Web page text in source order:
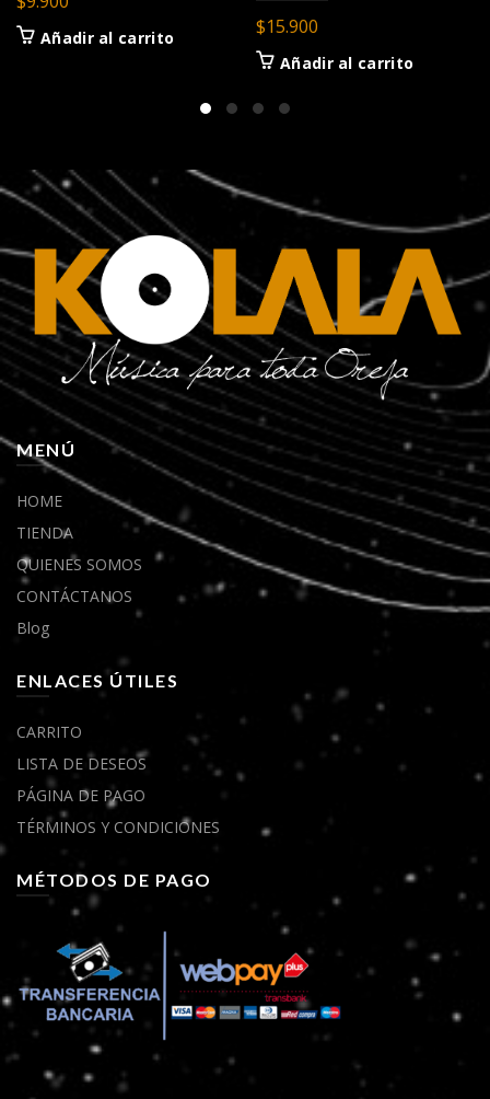
Añadir al carrito $15.900
Añadir al carrito
MENÚ
HOME
TIENDA
QUIENES SOMOS
CONTÁCTANOS
Blog
ENLACES ÚTILES
CARRITO
LISTA DE DESEOS
PÁGINA DE PAGO
TÉRMINOS Y CONDICIONES
MÉTODOS DE PAGO